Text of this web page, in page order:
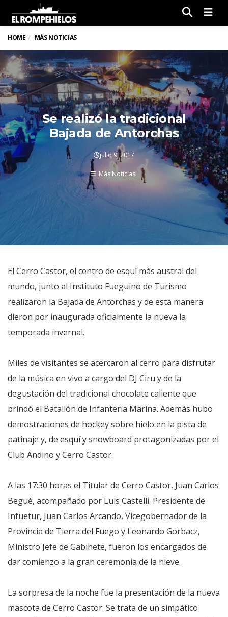
HOME MÁS NOTICIAS
Se realizó la tradicional
Bajada de Antorchas
julio 9, 2017
Más Noticias
El Cerro Castor, el centro de esquí más austral del
mundo, junto al Instituto Fueguino de Turismo
realizaron la Bajada de Antorchas y de esta manera
dieron por inaugurada oficialmente la nueva la
temporada invernal.
Miles de visitantes se acercaron al cerro para disfrutar
de la música en vivo a cargo del DJ Ciru y de la
degustación del tradicional chocolate caliente que
brindó el Batallón de Infantería Marina. Además hubo
demostraciones de hockey sobre hielo en la pista de
patinaje y, de esquí y snowboard protagonizadas por el
Club Andino y Cerro Castor.
A las 17:30 horas el Titular de Cerro Castor, Juan Carlos
Begué, acompañado por Luis Castelli. Presidente de
Infuetur, Juan Carlos Arcando, Vicegobernador de la
Provincia de Tierra del Fuego y Leonardo Gorbacz,
Ministro Jefe de Gabinete, fueron los encargados de
dar comienzo a la gran ceremonia de la nieve.
La sorpresa de la noche fue la presentación de la nueva
mascota de Cerro Castor. Se trata de un simpático